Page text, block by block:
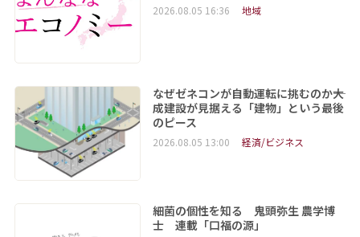
2026.08.05 16:36 地域
なぜゼネコンが自動運転に挑むのか――大
成建設が見据える「建物」という最後
のピース
2026.08.05 13:00 経済/ビジネス
細菌の個性を知る 鬼頭弥生 農学博
士 連載「口福の源」